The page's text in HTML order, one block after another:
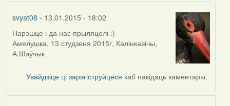
svyat08 - 13.01.2015 - 18:02
Нарэшце і да нас прыляцелі :)
Амялушка, 13 студзеня 2015г, Калінкавічы,
А.Шэўчык
Увайдзіце цізарэгіструйцеся каб пакідаць каментары.